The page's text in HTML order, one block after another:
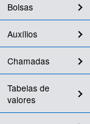
Bolsas
Auxílios
Chamadas
Tabelas de
valores